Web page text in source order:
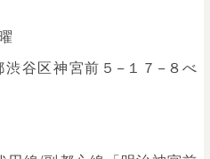
谷区神宮前５−１７−８べ